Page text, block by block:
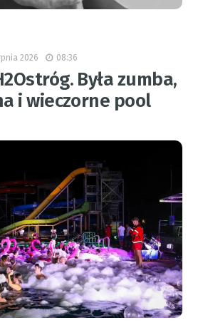
2026 08:36
Była zumba,
i wieczorne pool